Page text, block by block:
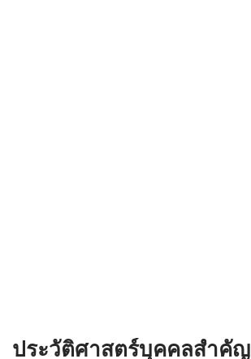
ประวัติศาสตร์บุคคลสำคัญ